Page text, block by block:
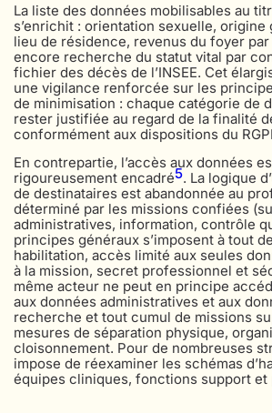
La liste des données mobilisables au
s’enrichit : orientation sexuelle, origine
lieu de résidence, revenus du foyer
encore recherche du statut vital par
fichier des décès de l’INSEE. Cet
une vigilance renforcée sur les
de minimisation : chaque catégorie de
rester justifiée au regard de la finalité
conformément aux dispositions du
En contrepartie, l’accès aux données
rigoureusement encadré5. La logique
de destinataires est abandonnée au
déterminé par les missions confiées
administratives, information, contrôle
principes généraux s’imposent à tout
habilitation, accès limité aux seules
à la mission, secret professionnel et
même acteur ne peut en principe
aux données administratives et aux
recherche et tout cumul de missions
mesures de séparation physique,
cloisonnement. Pour de nombreuses
impose de réexaminer les schémas
équipes cliniques, fonctions support et